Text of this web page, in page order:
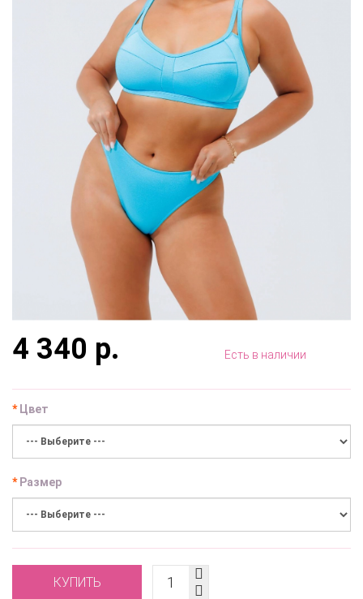
4 340 р. Есть в наличии
Цвет
Размер
КУПИТЬ